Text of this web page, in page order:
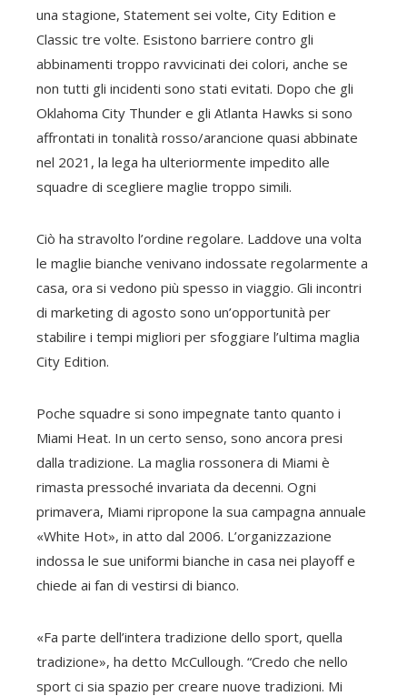
una stagione, Statement sei volte, City Edition e
Classic tre volte. Esistono barriere contro gli
abbinamenti troppo ravvicinati dei colori, anche se
non tutti gli incidenti sono stati evitati. Dopo che gli
Oklahoma City Thunder e gli Atlanta Hawks si sono
affrontati in tonalità rosso/arancione quasi abbinate
nel 2021, la lega ha ulteriormente impedito alle
squadre di scegliere maglie troppo simili.
Ciò ha stravolto l’ordine regolare. Laddove una volta
le maglie bianche venivano indossate regolarmente a
casa, ora si vedono più spesso in viaggio. Gli incontri
di marketing di agosto sono un’opportunità per
stabilire i tempi migliori per sfoggiare l’ultima maglia
City Edition.
Poche squadre si sono impegnate tanto quanto i
Miami Heat. In un certo senso, sono ancora presi
dalla tradizione. La maglia rossonera di Miami è
rimasta pressoché invariata da decenni. Ogni
primavera, Miami ripropone la sua campagna annuale
«White Hot», in atto dal 2006. L’organizzazione
indossa le sue uniformi bianche in casa nei playoff e
chiede ai fan di vestirsi di bianco.
«Fa parte dell’intera tradizione dello sport, quella
tradizione», ha detto McCullough. “Credo che nello
sport ci sia spazio per creare nuove tradizioni. Mi